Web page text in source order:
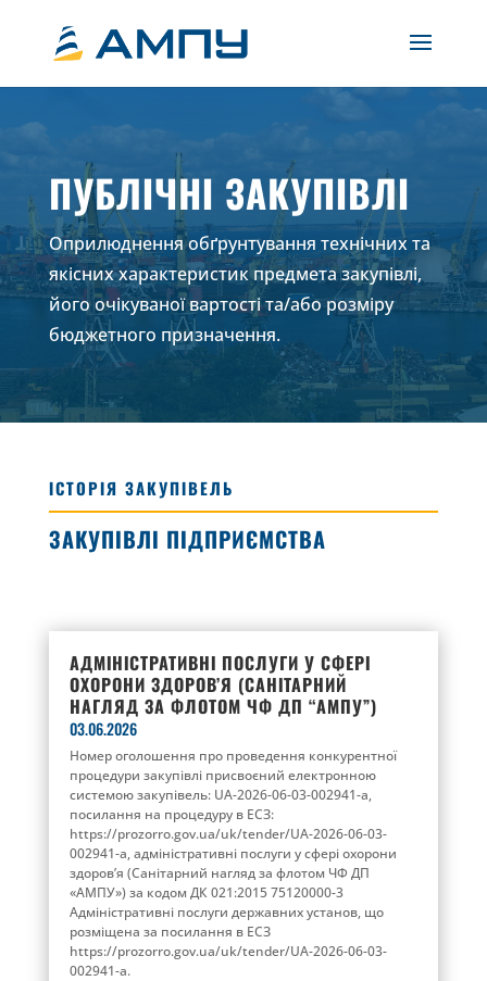
ПУБЛІЧНІ ЗАКУПІВЛІ
Оприлюднення обґрунтування технічних та
якісних характеристик предмета закупівлі,
його очікуваної вартості та/або розміру
бюджетного призначення.
ІСТОРІЯ ЗАКУПІВЕЛЬ
ЗАКУПІВЛІ ПІДПРИЄМСТВА
АДМІНІСТРАТИВНІ ПОСЛУГИ У СФЕРІ
ОХОРОНИ ЗДОРОВ’Я (САНІТАРНИЙ
НАГЛЯД ЗА ФЛОТОМ ЧФ ДП “АМПУ”)
03.06.2026
Номер оголошення про проведення конкурентної
процедури закупівлі присвоєний електронною
системою закупівель: UA-2026-06-03-002941-a,
посилання на процедуру в ЕСЗ:
https://prozorro.gov.ua/uk/tender/UA-2026-06-03-
002941-a, адміністративні послуги у сфері охорони
здоров’я (Санітарний нагляд за флотом ЧФ ДП
«АМПУ») за кодом ДК 021:2015 75120000-3
Адміністративні послуги державних установ, що
розміщена за посилання в ЕСЗ
https://prozorro.gov.ua/uk/tender/UA-2026-06-03-
002941-a.